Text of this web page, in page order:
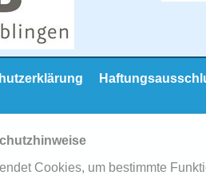
Cookies, um bestimmte